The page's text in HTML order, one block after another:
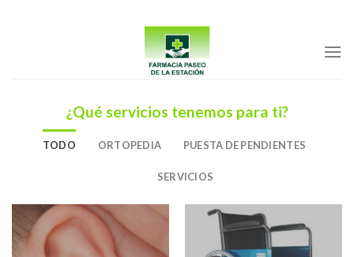
¿Qué servicios tenemos para ti?
TODO ORTOPEDIA PUESTA DE PENDIENTES
SERVICIOS